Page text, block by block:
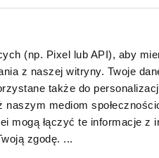
(np. Pixel lub API), aby
z naszej witryny. Twoje
także do
mediom
mogą łączyć te informacje z
zgodę. ...
czy trzeba dopełnić jakichś